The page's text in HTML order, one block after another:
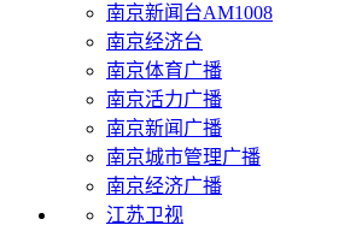
南京新闻台AM1008
南京经济台
南京体育广播
南京活力广播
南京新闻广播
南京城市管理广播
南京经济广播
江苏卫视